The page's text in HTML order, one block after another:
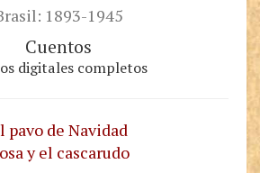
1893-1945
Cuentos
digitales completos
pavo de Navidad
y el cascarudo